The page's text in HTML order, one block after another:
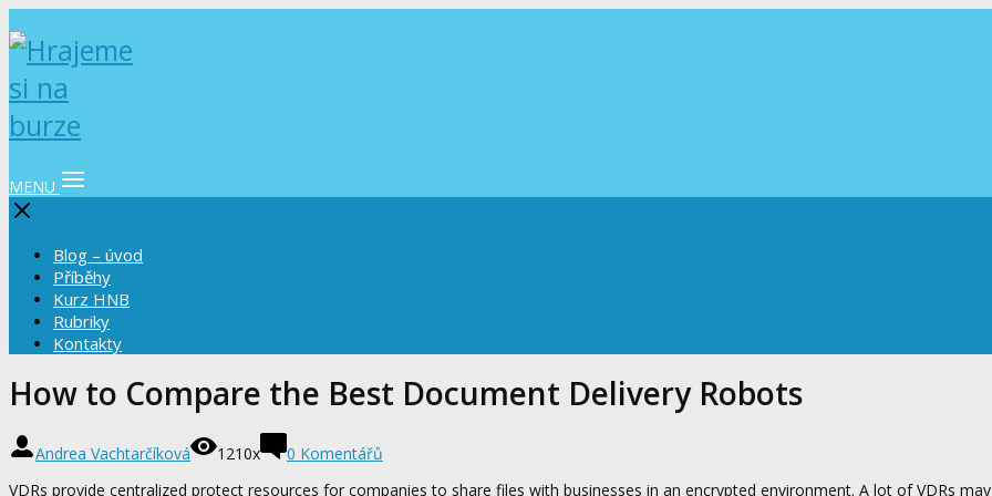
MENU
Blog – úvod
Příběhy
Kurz HNB
Rubriky
Kontakty
How to Compare the Best Document Delivery Robots
Andrea Vachtarčíková 1210x
0 Komentářů
VDRs provide centralized protect resources for companies to share files with businesses in an encrypted environment. A lot of VDRs